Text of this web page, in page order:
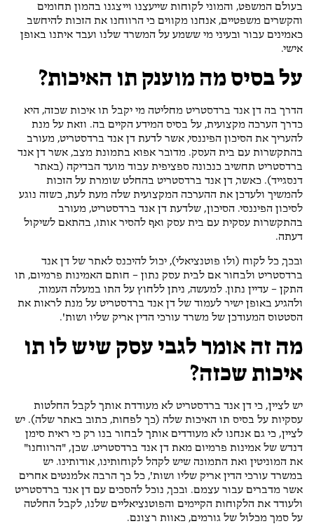
בעולם המשפט, והמוני לקוחות שייעצנו וייצגנו בהמון תחומים
והקשרים משפטיים, אנחנו מקווים כי הרווחנו את הזכות להיחשב
כאמינים עבור ובעיני מי ששמע על המשרד שלנו ועבד איתנו באופן
אישי.
על בסיס מה מוענק תו האיכות?
הדרך בה דן אנד ברדסטריט מחליטה מי יקבל תו איכות שכזה, היא
כדרך הערכה מקצועית, על בסיס המידע הקיים בה. וזאת על מנת
להעריך את הסיכון הפיננסי, אשר לדעת דן אנד ברדסטריט, מעורב
בהתקשרות עם בית העסק. מדובר אפוא בתמונת מצב, אשר דן אנד
ברדסטריט תחשיב כנכונה ספציפית עבוד מועד הבדיקה (באתר
דנסגייד). כאשר, דן אנד ברדסטריט בהחלט שומרת על הזכות
להמשיך ולעדכן את ההערכה המקצועית שלה מעת לעת, כשזה נוגע
לסיכון הפיננסי. הסיכון, שלדעת דן אנד ברדסטריט, מעורב
בהתקשרות עסקית עם בית עסק ואף להסיר אותו, בהתאם לשיקול
דעתה.
ובכך, כל לקוח (ולו פוטנציאלי), יכול להיכנס לאתר של דן אנד
ברדסטריט ולבחור אם לבית עסק נתון – חותם האמינות פרמיום, תו
התקן – עדיין נתון. למעשה, ניתן ללחוץ על התו במעלה העמוד,
ולהגיע באופן ישיר לעמוד של דן אנד ברדסטריט על מנת לראות את
הסטטוס המעודכן של משרד עורכי הדין אריק שליו ושות'.
מה זה אומר לגבי עסק שיש לו תו
איכות שכזה?
יש לציין, כי דן אנד ברדסטריט לא מעודדת אותך לקבל החלטות
עסקיות על בסיס תו האיכות שלה (כך לפחות, כתוב באתר שלה). יש
לציין, כי גם אנחנו לא מעודדים אותך לבחור בנו רק כי ראית סימן
דנדש של אמינות פרמיום מאת דן אנד ברדסטריט. שכן, "הרווחנו"
את המוניטין ואת התמונה שיש לקהל לקוחותינו, אודותינו. יש
במשרד עורכי הדין אריק שליו ושות', כל כך הרבה אלמנטים אחרים
אשר מדברים עבור עצמם. ובכך, נוכל להסכים עם דן אנד ברדסטריט
ולעודד את הלקוחות הקיימים והפוטנציאליים שלנו, לקבל החלטה
על סמך מכלול של גורמים, כאוות רצונם.